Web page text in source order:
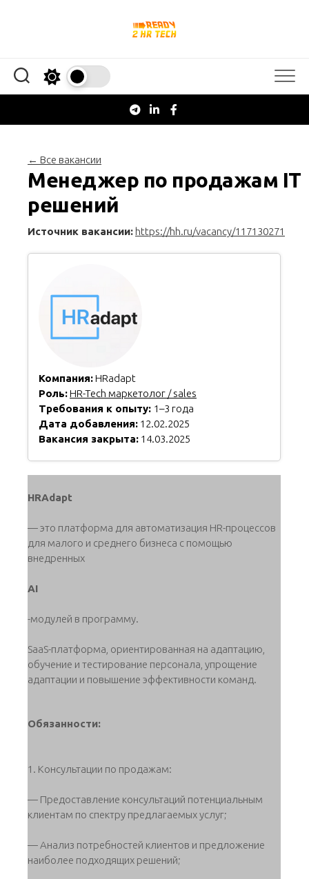
← Все вакансии
Менеджер по продажам IT
решений
Источник вакансии: https://hh.ru/vacancy/117130271
Компания:HRadapt
Роль:HR-Tech маркетолог / sales
Требования к опыту: 1–3 года
Дата добавления: 12.02.2025
Вакансия закрыта: 14.03.2025
HRAdapt
— это платформа для автоматизация HR-процессов
для малого и среднего бизнеса с помощью
внедренных
AI
-модулей в программу.
SaaS-платформа, ориентированная на адаптацию,
обучение и тестирование персонала, упрощение
адаптации и повышение эффективности команд.
Обязанности:
1. Консультации по продажам:
— Предоставление консультаций потенциальным
клиентам по спектру предлагаемых услуг;
— Анализ потребностей клиентов и предложение
наиболее подходящих решений;